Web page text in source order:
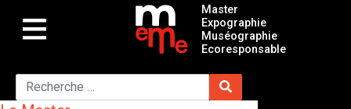
Master
Expographie
Muséographie
Ecoresponsable